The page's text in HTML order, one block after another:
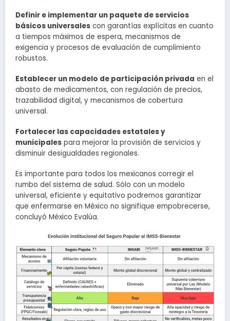
Definir e implementar un paquete de servicios
básicos universales con garantías explícitas en cuanto
a tiempos máximos de espera, mecanismos de
exigencia y procesos de evaluación de cumplimiento
robustos.
Establecer un modelo de participación privada en el
abasto de medicamentos, con regulación de precios,
trazabilidad digital, y mecanismos de cobertura
universal.
Fortalecer las capacidades estatales y
municipales para mejorar la provisión de servicios y
disminuir desigualdades regionales.
Es importante para todos los mexicanos corregir el
rumbo del sistema de salud. Sólo con un modelo
universal, eficiente y equitativo podremos garantizar
que enfermarse en México no signifique empobrecerse,
concluyó México Evalúa.